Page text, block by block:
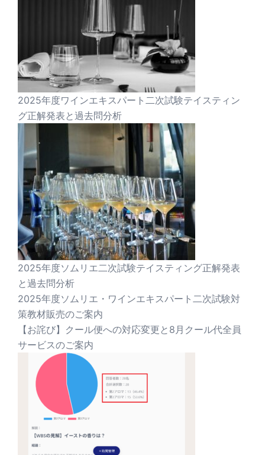
2025年度ワインエキスパート二次試験テイスティン
グ正解発表と過去問分析
2025年度ソムリエ二次試験テイスティング正解発表
と過去問分析
2025年度ソムリエ・ワインエキスパート二次試験対
策教材販売のご案内
【お詫び】クール便への対応変更と8月クール代全員
サービスのご案内